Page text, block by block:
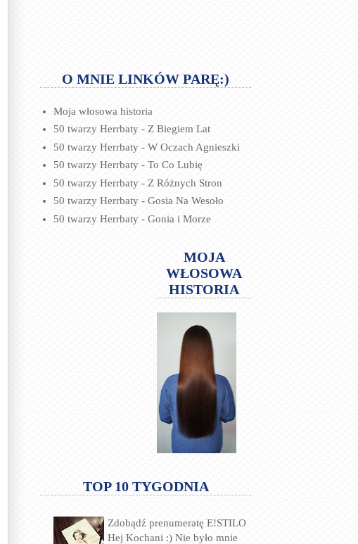
O MNIE LINKÓW PARĘ:)
Moja włosowa historia
50 twarzy Herrbaty - Z Biegiem Lat
50 twarzy Herrbaty - W Oczach Agnieszki
50 twarzy Herrbaty - To Co Lubię
50 twarzy Herrbaty - Z Różnych Stron
50 twarzy Herrbaty - Gosia Na Wesoło
50 twarzy Herrbaty - Gonia i Morze
MOJA
WŁOSOWA
HISTORIA
TOP 10 TYGODNIA
Zdobądź prenumeratę E!STILO
Hej Kochani :) Nie było mnie